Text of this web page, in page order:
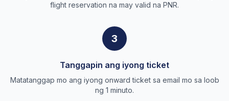
flight reservation na may valid na PNR.
3
Tanggapin ang iyong ticket
Matatanggap mo ang iyong onward ticket sa email mo sa loob
ng 1 minuto.